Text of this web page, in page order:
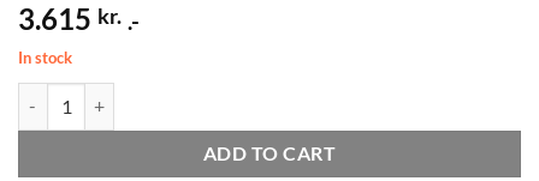
3.615 kr. .-
In stock
ADD TO CART